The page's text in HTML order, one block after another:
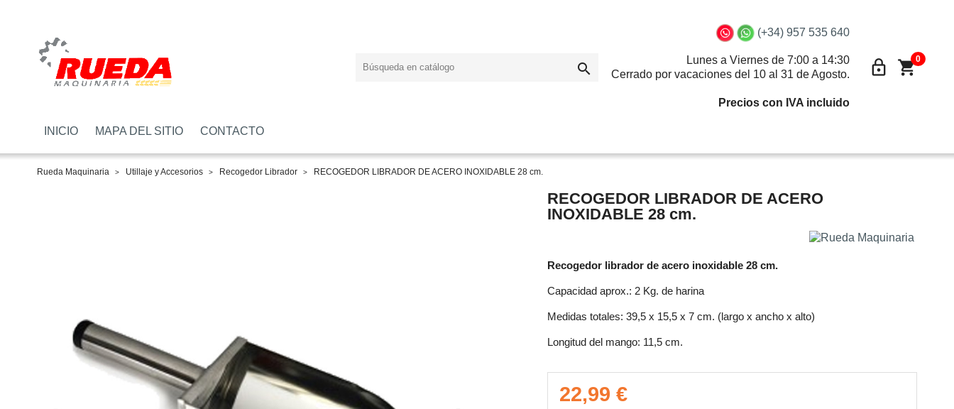

(+34) 957 535 640
Lunes a Viernes de 7:00 a 14:30
Cerrado por vacaciones del 10 al 31 de Agosto.
Precios con IVA incluido
lock_outline shopping_cart0
INICIO MAPA DEL SITIO CONTACTO
Rueda Maquinaria Utillaje y Accesorios Recogedor Librador RECOGEDOR LIBRADOR DE ACERO INOXIDABLE 28 cm.
RECOGEDOR LIBRADOR DE ACERO
INOXIDABLE 28 cm.
Recogedor librador de acero inoxidable 28 cm.
Capacidad aprox.: 2 Kg. de harina
Medidas totales: 39,5 x 15,5 x 7 cm. (largo x ancho x alto)
Longitud del mango: 11,5 cm.
22,99 €